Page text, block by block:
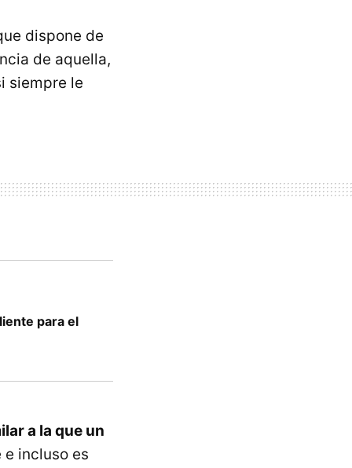
dispone de
de aquella,
siempre le
para el
a la que un
incluso es